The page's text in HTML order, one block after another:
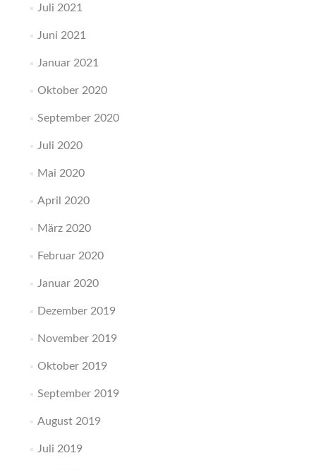
Juli 2021
Juni 2021
Januar 2021
Oktober 2020
September 2020
Juli 2020
Mai 2020
April 2020
März 2020
Februar 2020
Januar 2020
Dezember 2019
November 2019
Oktober 2019
September 2019
August 2019
Juli 2019